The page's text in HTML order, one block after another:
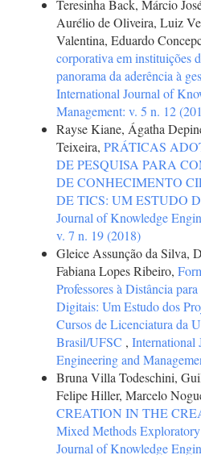
Teresinha Back, Márcio
Aurélio de Oliveira, Luiz
Valentina, Eduardo
corporativa em instituições
panorama da aderência à
International Journal of
Management: v. 5 n. 12
Rayse Kiane, Ágatha
Teixeira, PRÁTICAS
DE PESQUISA PARA
DE CONHECIMENTO
DE TICS: UM ESTUDO
Journal of Knowledge
v. 7 n. 19 (2018)
Gleice Assunção da Silva,
Fabiana Lopes Ribeiro,
Professores à Distância
Digitais: Um Estudo dos
Cursos de Licenciatura da
Brasil/UFSC , International
Engineering and
Bruna Villa Todeschini,
Felipe Hiller, Marcelo
CREATION IN THE
Mixed Methods
Journal of Knowledge